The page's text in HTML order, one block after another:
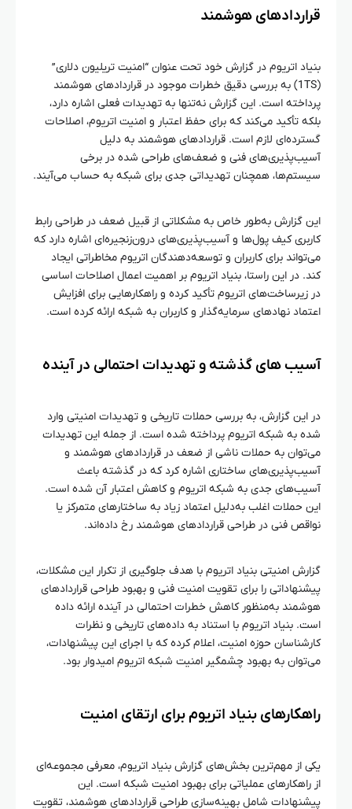
قراردادهای هوشمند
بنیاد اتریوم در گزارش خود تحت عنوان “امنیت تریلیون دلاری”
(1TS) به بررسی دقیق خطرات موجود در قراردادهای هوشمند
پرداخته است. این گزارش نه‌تنها به تهدیدات فعلی اشاره دارد،
بلکه تأکید می‌کند که برای حفظ اعتبار و امنیت اتریوم، اصلاحات
گسترده‌ای لازم است. قراردادهای هوشمند به دلیل
آسیب‌پذیری‌های فنی و ضعف‌های طراحی شده در برخی
سیستم‌ها، همچنان تهدیداتی جدی برای شبکه به حساب می‌آیند.
این گزارش به‌طور خاص به مشکلاتی از قبیل ضعف در طراحی رابط
کاربری کیف پول‌ها و آسیب‌پذیری‌های درون‌زنجیره‌ای اشاره دارد که
می‌تواند برای کاربران و توسعه‌دهندگان اتریوم مخاطراتی ایجاد
کند. در این راستا، بنیاد اتریوم بر اهمیت اعمال اصلاحات اساسی
در زیرساخت‌های اتریوم تأکید کرده و راهکارهایی برای افزایش
اعتماد نهادهای سرمایه‌گذار و کاربران به شبکه ارائه کرده است.
آسیب‌ های گذشته و تهدیدات احتمالی در آینده
در این گزارش، به بررسی حملات تاریخی و تهدیدات امنیتی وارد
شده به شبکه اتریوم پرداخته شده است. از جمله این تهدیدات
می‌توان به حملات ناشی از ضعف در قراردادهای هوشمند و
آسیب‌پذیری‌های ساختاری اشاره کرد که در گذشته باعث
آسیب‌های جدی به شبکه اتریوم و کاهش اعتبار آن شده است.
این حملات اغلب به‌دلیل اعتماد زیاد به ساختارهای متمرکز یا
نواقص فنی در طراحی قراردادهای هوشمند رخ داده‌اند.
گزارش امنیتی بنیاد اتریوم با هدف جلوگیری از تکرار این مشکلات،
پیشنهاداتی را برای تقویت امنیت فنی و بهبود طراحی قراردادهای
هوشمند به‌منظور کاهش خطرات احتمالی در آینده ارائه داده
است. بنیاد اتریوم با استناد به داده‌های تاریخی و نظرات
کارشناسان حوزه امنیت، اعلام کرده که با اجرای این پیشنهادات،
می‌توان به بهبود چشمگیر امنیت شبکه اتریوم امیدوار بود.
راهکارهای بنیاد اتریوم برای ارتقای امنیت
یکی از مهم‌ترین بخش‌های گزارش بنیاد اتریوم، معرفی مجموعه‌ای
از راهکارهای عملیاتی برای بهبود امنیت شبکه است. این
پیشنهادات شامل بهینه‌سازی طراحی قراردادهای هوشمند، تقویت